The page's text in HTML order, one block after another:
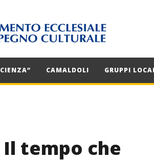
CAMALDOLI GRUPPI
Il tempo che